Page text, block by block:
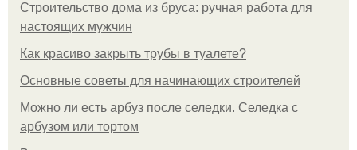
Строительство дома из бруса: ручная работа для
настоящих мужчин
Как красиво закрыть трубы в туалете?
Основные советы для начинающих строителей
Можно ли есть арбуз после селедки. Селедка с
арбузом или тортом